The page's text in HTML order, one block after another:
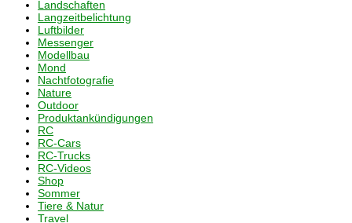
Landschaften
Langzeitbelichtung
Luftbilder
Messenger
Modellbau
Mond
Nachtfotografie
Nature
Outdoor
Produktankündigungen
RC
RC-Cars
RC-Trucks
RC-Videos
Shop
Sommer
Tiere & Natur
Travel